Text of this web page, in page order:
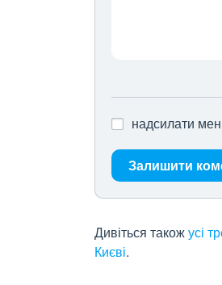
надсилати
Залишити
Дивіться такожусі
Києві.